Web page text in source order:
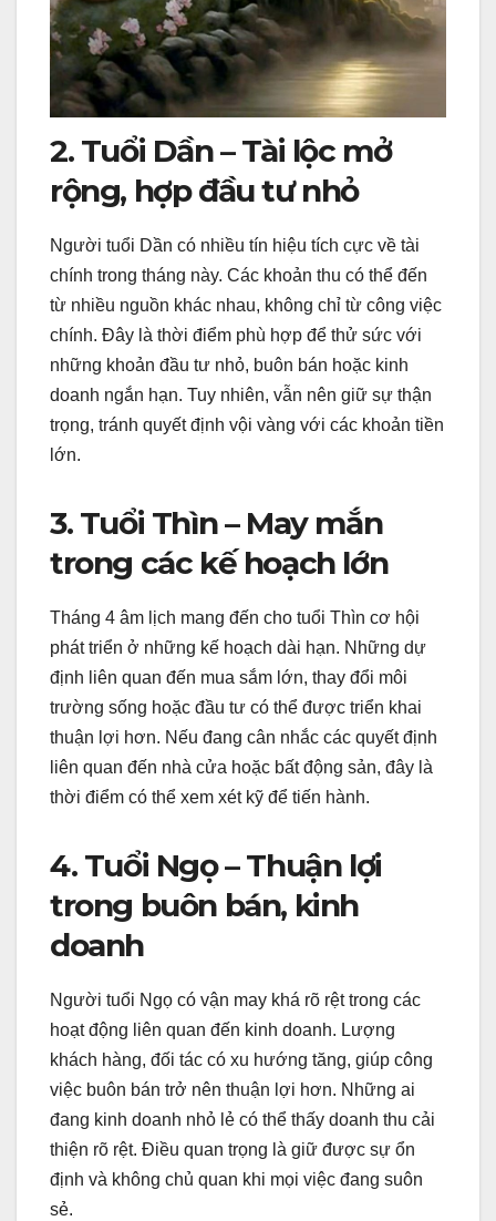
2. Tuổi Dần – Tài lộc mở
rộng, hợp đầu tư nhỏ
Người tuổi Dần có nhiều tín hiệu tích cực về tài
chính trong tháng này. Các khoản thu có thể đến
từ nhiều nguồn khác nhau, không chỉ từ công việc
chính. Đây là thời điểm phù hợp để thử sức với
những khoản đầu tư nhỏ, buôn bán hoặc kinh
doanh ngắn hạn. Tuy nhiên, vẫn nên giữ sự thận
trọng, tránh quyết định vội vàng với các khoản tiền
lớn.
3. Tuổi Thìn – May mắn
trong các kế hoạch lớn
Tháng 4 âm lịch mang đến cho tuổi Thìn cơ hội
phát triển ở những kế hoạch dài hạn. Những dự
định liên quan đến mua sắm lớn, thay đổi môi
trường sống hoặc đầu tư có thể được triển khai
thuận lợi hơn. Nếu đang cân nhắc các quyết định
liên quan đến nhà cửa hoặc bất động sản, đây là
thời điểm có thể xem xét kỹ để tiến hành.
4. Tuổi Ngọ – Thuận lợi
trong buôn bán, kinh
doanh
Người tuổi Ngọ có vận may khá rõ rệt trong các
hoạt động liên quan đến kinh doanh. Lượng
khách hàng, đối tác có xu hướng tăng, giúp công
việc buôn bán trở nên thuận lợi hơn. Những ai
đang kinh doanh nhỏ lẻ có thể thấy doanh thu cải
thiện rõ rệt. Điều quan trọng là giữ được sự ổn
định và không chủ quan khi mọi việc đang suôn
sẻ.